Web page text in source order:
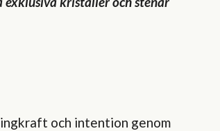
och intention genom